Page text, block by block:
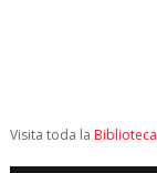
Visita toda la Biblioteca